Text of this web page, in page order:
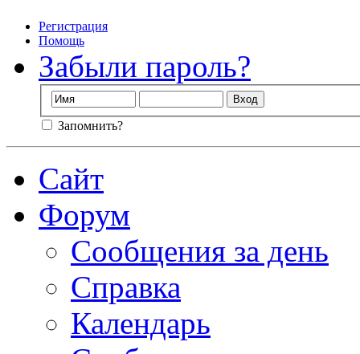
Регистрация
Помощь
Забыли пароль?
Запомнить?
Сайт
Форум
Сообщения за день
Справка
Календарь